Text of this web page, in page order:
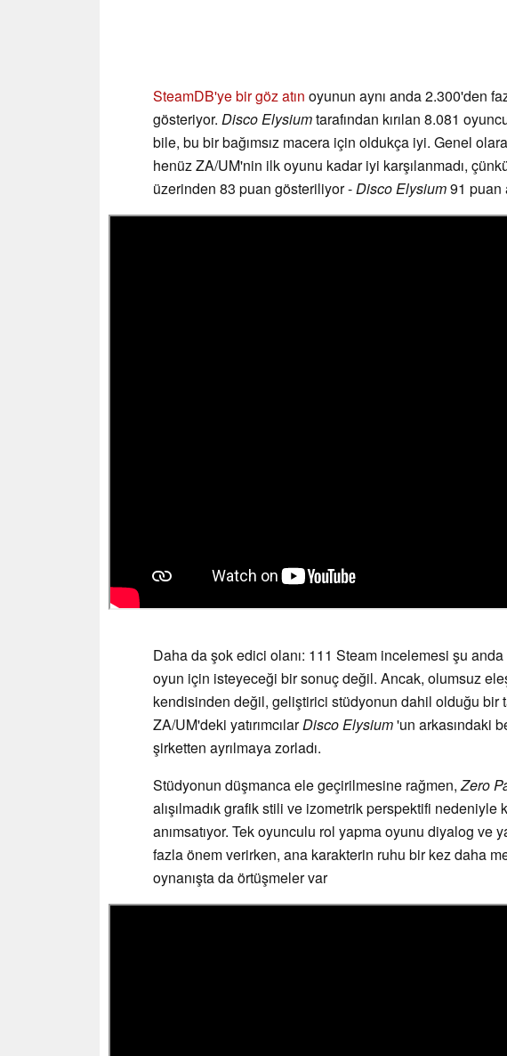
SteamDB'ye bir göz atın oyunun aynı anda 2.300'den
gösteriyor. Disco Elysiumtarafından kırılan 8.081
bile, bu bir bağımsız macera için oldukça iyi. Genel
henüz ZA/UM'nin ilk oyunu kadar iyi karşılanmadı,
üzerinden 83 puan gösteriliyor -Disco Elysium91 puan
Daha da şok edici olanı: 111 Steam incelemesi şu
oyun için isteyeceği bir sonuç değil. Ancak, olumsuz
kendisinden değil, geliştirici stüdyonun dahil olduğu bir
ZA/UM'deki yatırımcılarDisco Elysium'un arkasındaki
şirketten ayrılmaya zorladı.
Stüdyonun düşmanca ele geçirilmesine rağmen,Zero
alışılmadık grafik stili ve izometrik perspektifi nedeniyle
anımsatıyor. Tek oyunculu rol yapma oyunu diyalog ve
fazla önem verirken, ana karakterin ruhu bir kez daha
oynanışta da örtüşmeler var